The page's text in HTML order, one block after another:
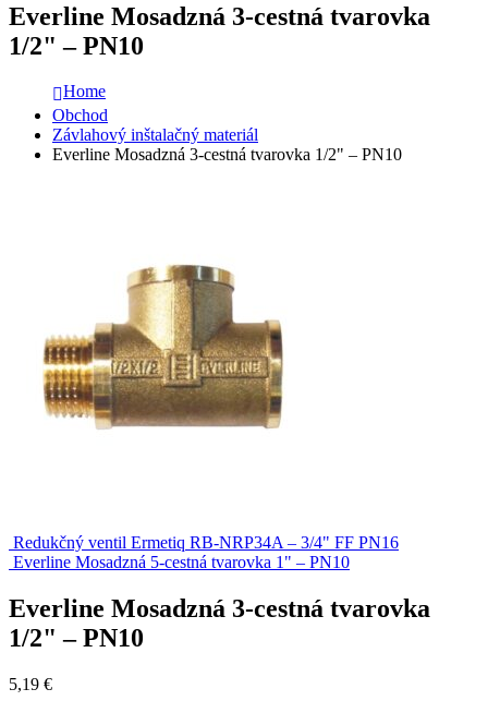
Everline Mosadzná 3-cestná tvarovka
1/2" – PN10
Home
Obchod
Závlahový inštalačný materiál
Everline Mosadzná 3-cestná tvarovka 1/2" – PN10
Redukčný ventil Ermetiq RB-NRP34A – 3/4" FF PN16
Everline Mosadzná 5-cestná tvarovka 1" – PN10
Everline Mosadzná 3-cestná tvarovka
1/2" – PN10
5,19 €